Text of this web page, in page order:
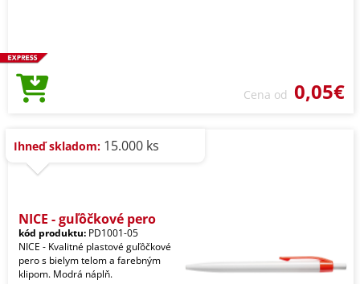
Cena od 0,05€
Ihneď skladom: 15.000 ks
NICE - guľôčkové pero
kód produktu: PD1001-05
NICE - Kvalitné plastové guľôčkové
pero s bielym telom a farebným
klipom. Modrá náplň.